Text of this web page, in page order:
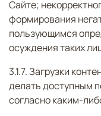
Сайте;
формирования
пользующимся
осуждения таких
3.1.7. Загрузки
делать доступным
согласно каким-